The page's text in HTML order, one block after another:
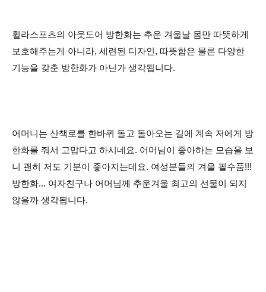
휠라스포츠의 아웃도어 방한화는 추운 겨울날 몸만 따뜻하게
보호해주는게 아니라, 세련된 디자인, 따뜻함은 물론 다양한
기능을 갖춘 방한화가 아닌가 생각됩니다.
어머니는 산책로를 한바퀴 돌고 돌아오는 길에 계속 저에게 방
한화를 줘서 고맙다고 하시네요. 어머님이 좋아하는 모습을 보
니 괜히 저도 기분이 좋아지는데요. 여성분들의 겨울 필수품!!!
방한화... 여자친구나 어머님께 추운겨울 최고의 선물이 되지
않을까 생각됩니다.